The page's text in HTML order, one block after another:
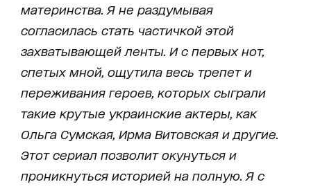
материнства. Я не раздумывая
согласилась стать частичкой этой
захватывающей ленты. И с первых нот,
спетых мной, ощутила весь трепет и
переживания героев, которых сыграли
такие крутые украинские актеры, как
Ольга Сумская, Ирма Витовская и другие.
Этот сериал позволит окунуться и
проникнуться историей на полную. Я с